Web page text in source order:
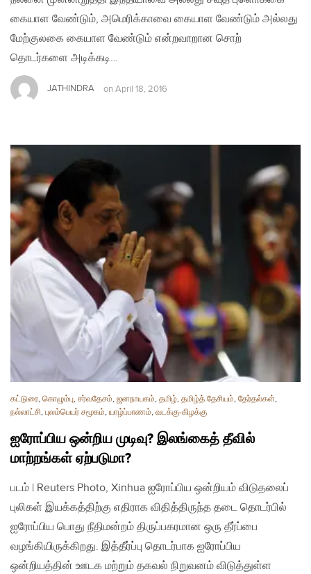
கையாள வேண்டும், அமெரிக்காவை கையாள வேண்டும் அல்லது
மேற்குலகை கையாள வேண்டும் என்றவாறான சொற்
தொடர்களை அடிக்கடி…
JATHINDRA on April 18, 2016
கட்டுரை, கொழும்பு, சர்வதேசம், ஜனநாயகம், தமிழ், தமிழ்த் தேசியம், தேர்தல்கள்,
நல்லாட்சி, புலம்பெயர் சமூகம், யாழ்ப்பாணம், வடக்கு-கிழக்கு
ஐரோப்பிய ஒன்றிய முடிவு? இலங்கைத் தீவில்
மாற்றங்கள் ஏற்படுமா?
படம் | Reuters Photo, Xinhua ஐரோப்பிய ஒன்றியம் விடுதலைப்
புலிகள் இயக்கத்திற்கு எதிராக விதித்திருந்த தடை தொடர்பில்
ஐரோப்பிய பொது நீதிமன்றம் திருப்பகரமான ஒரு தீர்ப்பை
வழங்கியிருக்கிறது. இத்தீர்ப்பு தொடர்பாக ஐரோப்பிய
ஒன்றியத்தின் ஊடக மற்றும் தகவல் நிறுவனம் விடுத்துள்ள